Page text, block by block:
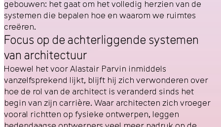
gebouwen: het gaat om het volledig herzien van de
systemen die bepalen hoe en waarom we ruimtes
creëren.
Focus op de achterliggende systemen
van architectuur
Hoewel het voor Alastair Parvin inmiddels
vanzelfsprekend lijkt, blijft hij zich verwonderen over
hoe de rol van de architect is veranderd sinds het
begin van zijn carrière. Waar architecten zich vroeger
vooral richtten op fysieke ontwerpen, leggen